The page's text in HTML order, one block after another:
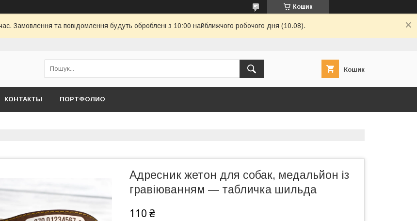
Кошик
Замовлення та повідомлення будуть оброблені з 10:00 найближчого робочого дня (10.08).
Кошик
КОНТАКТЫ ПОРТФОЛИО
Адресник жетон для собак, медальйон із
гравіюванням — табличка шильда
110 ₴